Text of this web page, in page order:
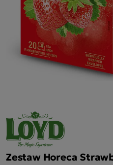
Zestaw Horeca